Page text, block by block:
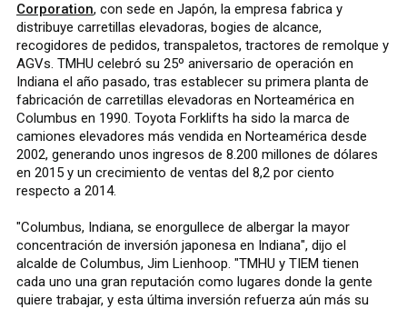
Corporation, con sede en Japón, la empresa fabrica y
distribuye carretillas elevadoras, bogies de alcance,
recogidores de pedidos, transpaletos, tractores de remolque y
AGVs. TMHU celebró su 25º aniversario de operación en
Indiana el año pasado, tras establecer su primera planta de
fabricación de carretillas elevadoras en Norteamérica en
Columbus en 1990. Toyota Forklifts ha sido la marca de
camiones elevadores más vendida en Norteamérica desde
2002, generando unos ingresos de 8.200 millones de dólares
en 2015 y un crecimiento de ventas del 8,2 por ciento
respecto a 2014.
"Columbus, Indiana, se enorgullece de albergar la mayor
concentración de inversión japonesa en Indiana", dijo el
alcalde de Columbus, Jim Lienhoop. "TMHU y TIEM tienen
cada uno una gran reputación como lugares donde la gente
quiere trabajar, y esta última inversión refuerza aún más su